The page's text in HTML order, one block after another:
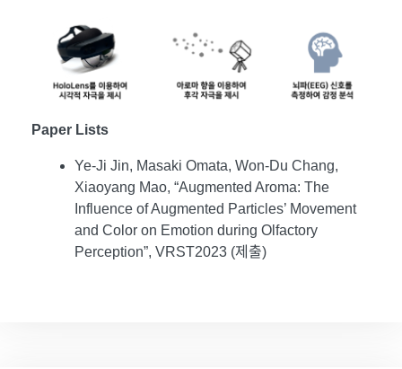
Paper Lists
Ye-Ji Jin, Masaki Omata, Won-Du Chang,
Xiaoyang Mao, “Augmented Aroma: The
Influence of Augmented Particles’ Movement
and Color on Emotion during Olfactory
Perception”, VRST2023 (제출)